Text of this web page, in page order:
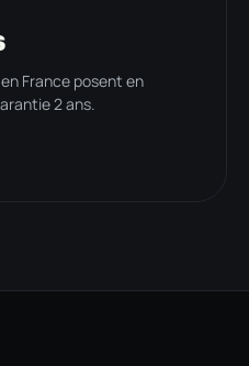
France posent en
2 ans.